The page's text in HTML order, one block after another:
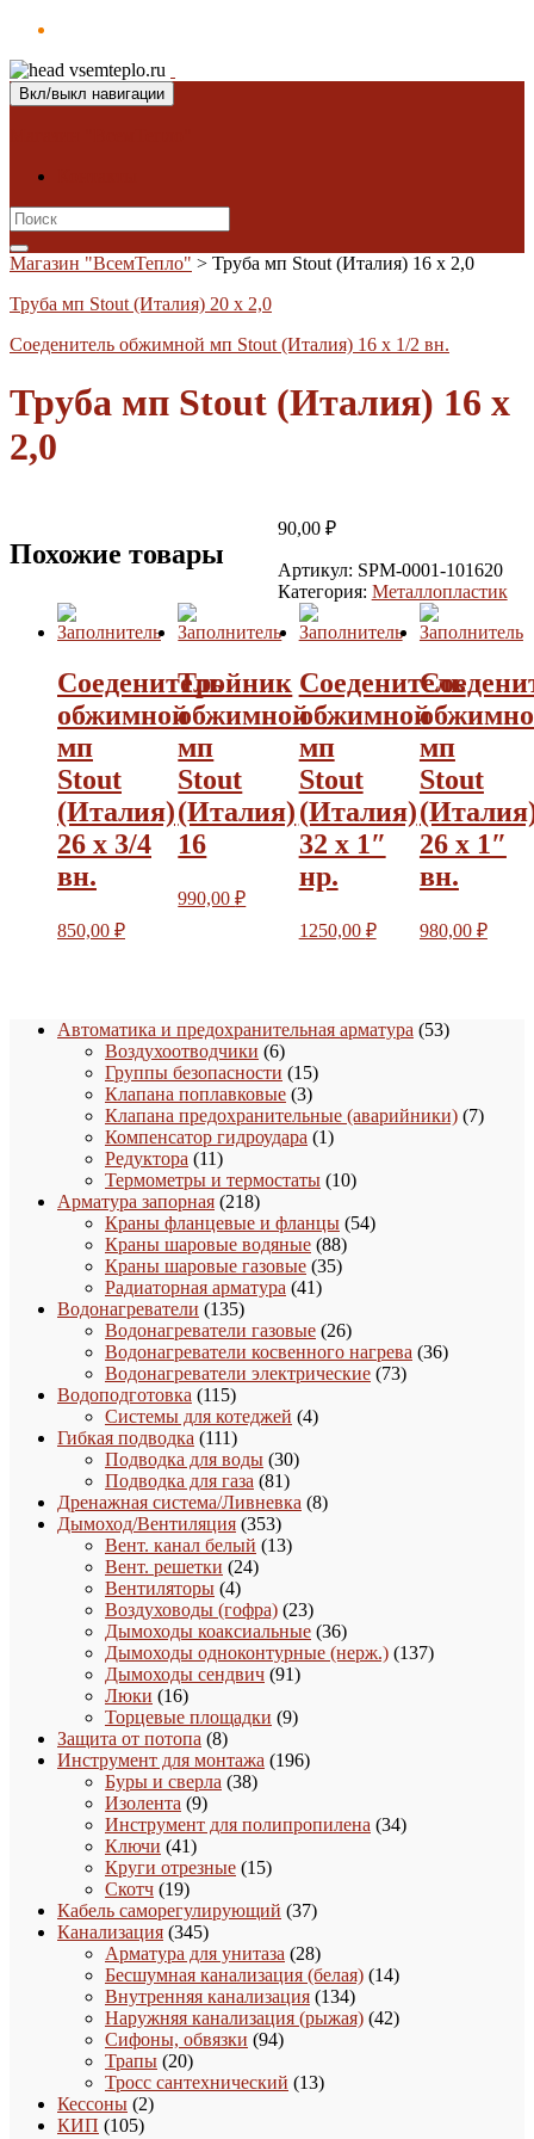
Вкл/выкл навигации
Search
for:
Магазин "ВсемТепло" > Труба мп Stout (Италия) 16 х 2,0
Труба мп Stout (Италия) 20 х 2,0
Соеденитель обжимной мп Stout (Италия) 16 х 1/2 вн.
Труба мп Stout (Италия) 16 х
2,0
90,00 ₽
Артикул: SPM-0001-101620
Категория: Металлопластик
Похожие товары
Соеденитель
обжимной
мп
Stout
(Италия)
26 х 3/4
вн.
850,00 ₽
Тройник
обжимной
мп
Stout
(Италия)
16
990,00₽
Соеденитель
обжимной
мп
Stout
(Италия)
32 х 1″
нр.
1250,00 ₽
мп
Stout
26 х 1″
вн.
980,00 ₽
Автоматика и предохранительная арматура 5353
Воздухоотводчики 66
товаров
Группы безопасности 1515
товаров
Клапана поплавковые 33
товара
Клапана предохранительные (аварийники) 77
Компенсатор гидроудара 11
Редуктора 1111
товаров
Термометры и термостаты 1010
Арматура запорная 218218
товаров
Краны фланцевые и фланцы 5454
Краны шаровые водяные 8888
товаров
Краны шаровые газовые 3535
Радиаторная арматура 4141
Водонагреватели 135135
товаров
Водонагреватели газовые 2626
товаров
Водонагреватели косвенного нагрева 3636
Водонагреватели электрические 7373
Водоподготовка 115115
товаров
Системы для котеджей 44
Гибкая подводка 111111
товаров
Подводка для воды 3030
Подводка для газа 8181
товар
Дренажная система/Ливневка 88
Дымоход/Вентиляция 353353
товара
Вент. канал белый 1313
Вент. решетки 2424
Вентиляторы 44
товара
Воздуховоды (гофра) 2323
товара
Дымоходы коаксиальные 3636
товаров
Дымоходы одноконтурные (нерж.) 137137
Дымоходы сендвич 9191
Люки 1616
товаров
Торцевые площадки 99
Защита от потопа 88
товаров
Инструмент для монтажа 196196
Буры и сверла 3838
Изолента 99
товаров
Инструмент для полипропилена 3434
Ключи 4141
товар
Круги отрезные 1515
Скотч 1919
товаров
Кабель саморегулирующий 3737
Канализация 345345
товаров
Арматура для унитаза 2828
товаров
Бесшумная канализация (белая) 1414
Внутренняя канализация 134134
товара
Наружняя канализация (рыжая) 4242
Сифоны, обвязки 9494
Трапы 2020
товаров
Тросс сантехнический 1313
Кессоны 22
КИП 105105